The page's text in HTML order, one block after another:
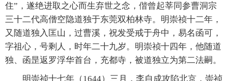
住”，遂绝进取之心而生弃世之念，偕曾起莘同参曹洞宗
三十二代高僧空隐道独于东莞双柏林寺。明崇祯十二年，
又随道独入匡山，过曹溪，祝发受戒于舟中，易名函可，
字祖心，号剩人，时年二十九岁。明崇祯十四年，他随道
独、函昰返罗浮华首台，充都寺，被道独立为第二法嗣。
明崇祯十七年（1644）三月，李自成攻陷北京，崇祯